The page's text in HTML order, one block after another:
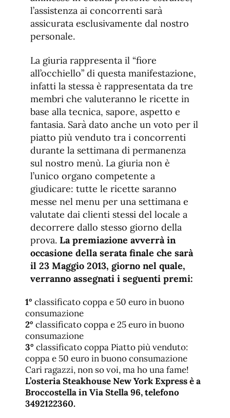
l’assistenza ai concorrenti sarà
assicurata esclusivamente dal nostro
personale.
La giuria rappresenta il “fiore
all’occhiello” di questa manifestazione,
infatti la stessa è rappresentata da tre
membri che valuteranno le ricette in
base alla tecnica, sapore, aspetto e
fantasia. Sarà dato anche un voto per il
piatto più venduto tra i concorrenti
durante la settimana di permanenza
sul nostro menù. La giuria non è
l’unico organo competente a
giudicare: tutte le ricette saranno
messe nel menu per una settimana e
valutate dai clienti stessi del locale a
decorrere dallo stesso giorno della
prova. La premiazione avverrà in
occasione della serata finale che sarà
il 23 Maggio 2013, giorno nel quale,
verranno assegnati i seguenti premi:
1° classificato coppa e 50 euro in buono
consumazione
2° classificato coppa e 25 euro in buono
consumazione
3° classificato coppa Piatto più venduto:
coppa e 50 euro in buono consumazione
Cari ragazzi, non so voi, ma ho una fame!
L’osteria Steakhouse New York Express è a
Broccostella in Via Stella 96, telefono
3492122360.